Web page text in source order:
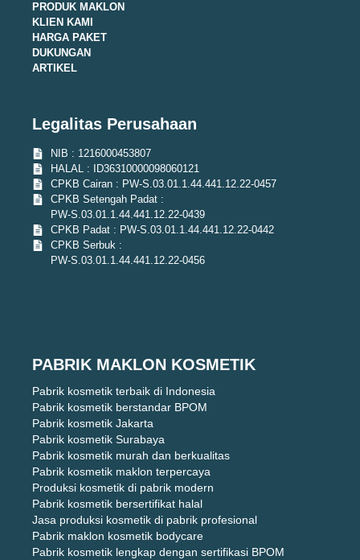
PRODUK MAKLON
KLIEN KAMI
HARGA PAKET
DUKUNGAN
ARTIKEL
Legalitas Perusahaan
NIB : 1216000453807
HALAL : ID36310000098060121
CPKB Cairan : PW-S.03.01.1.44.441.12.22-0457
CPKB Setengah Padat :
PW-S.03.01.1.44.441.12.22-0439
CPKB Padat : PW-S.03.01.1.44.441.12.22-0442
CPKB Serbuk :
PW-S.03.01.1.44.441.12.22-0456
PABRIK MAKLON KOSMETIK
Pabrik kosmetik terbaik di Indonesia
Pabrik kosmetik berstandar BPOM
Pabrik kosmetik Jakarta
Pabrik kosmetik Surabaya
Pabrik kosmetik murah dan berkualitas
Pabrik kosmetik maklon terpercaya
Produksi kosmetik di pabrik modern
Pabrik kosmetik bersertifikat halal
Jasa produksi kosmetik di pabrik profesional
Pabrik maklon kosmetik bodycare
Pabrik kosmetik lengkap dengan sertifikasi BPOM